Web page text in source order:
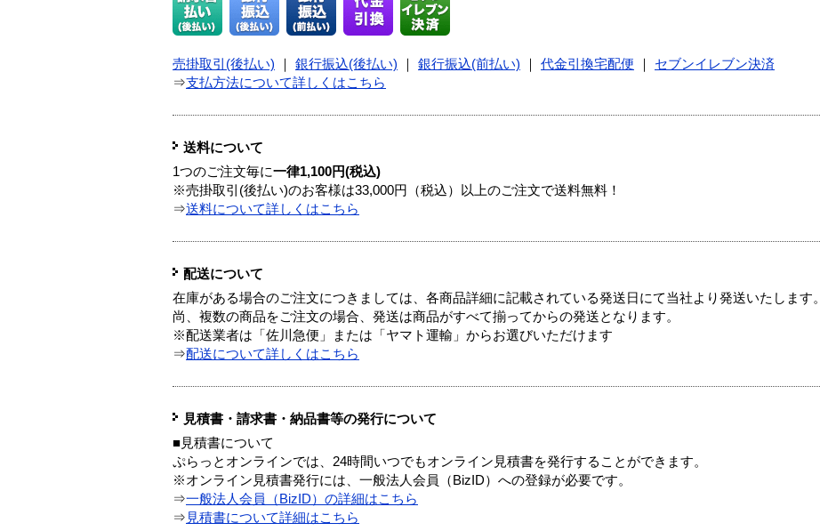
売掛取引(後払い) 銀行振込(後払い) 銀行振込(前払い) 代金引換宅配便
セブンイレブン決済
⇒支払方法について詳しくはこちら
送料について
1つのご注文毎に一律1,100円(税込)
※売掛取引(後払い)のお客様は33,000円（税込）以上のご注文で送料無料！
⇒送料について詳しくはこちら
配送について
在庫がある場合のご注文につきましては、各商品詳細に記載されている発送日にて当社より発送いたします。
尚、複数の商品をご注文の場合、発送は商品がすべて揃ってからの発送となります。
※配送業者は「佐川急便」または「ヤマト運輸」からお選びいただけます
⇒配送について詳しくはこちら
見積書・請求書・納品書等の発行について
■見積書について
ぷらっとオンラインでは、24時間いつでもオンライン見積書を発行することができます。
※オンライン見積書発行には、一般法人会員（BizID）への登録が必要です。
⇒一般法人会員（BizID）の詳細はこちら
⇒ 見積書について詳細はこちら